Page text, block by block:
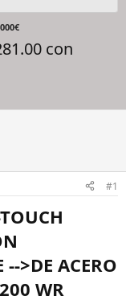
con
#1
-->DE ACERO
WR